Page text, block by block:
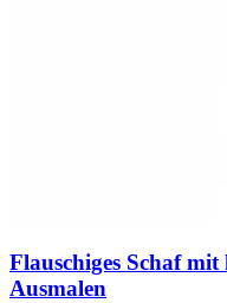
Flauschiges Schaf
Ausmalen